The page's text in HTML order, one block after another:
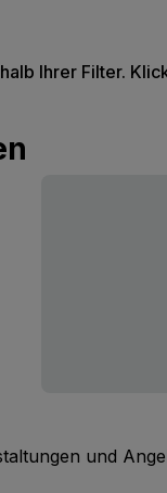
Ihrer Filter.
und